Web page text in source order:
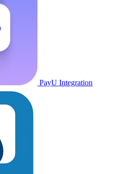
PayU Integration